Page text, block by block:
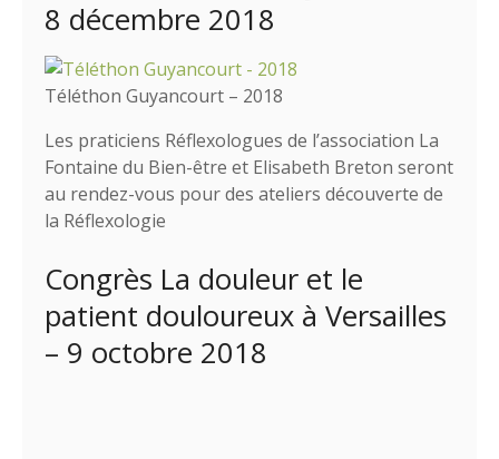
8 décembre 2018
Téléthon Guyancourt – 2018
Les praticiens Réflexologues de l’association La
Fontaine du Bien-être et Elisabeth Breton seront
au rendez-vous pour des ateliers découverte de
la Réflexologie
Congrès La douleur et le
patient douloureux à Versailles
– 9 octobre 2018